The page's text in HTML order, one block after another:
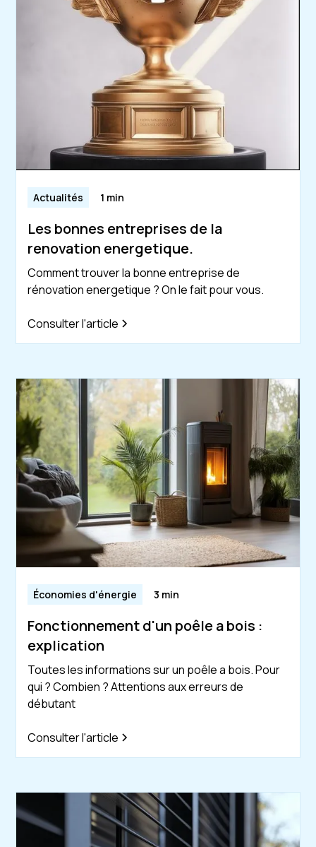
Actualités 1 min
Les bonnes entreprises de la
renovation energetique.
Comment trouver la bonne entreprise de
rénovation energetique ? On le fait pour vous.
Consulter l'article
Économies d'énergie 3 min
Fonctionnement d'un poêle a bois :
explication
Toutes les informations sur un poêle a bois. Pour
qui ? Combien ? Attentions aux erreurs de
débutant
Consulter l'article